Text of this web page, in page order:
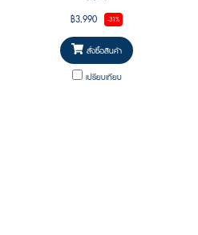
฿3,990 -31%
สั่งซื้อสินค้า
เปรียบเทียบ